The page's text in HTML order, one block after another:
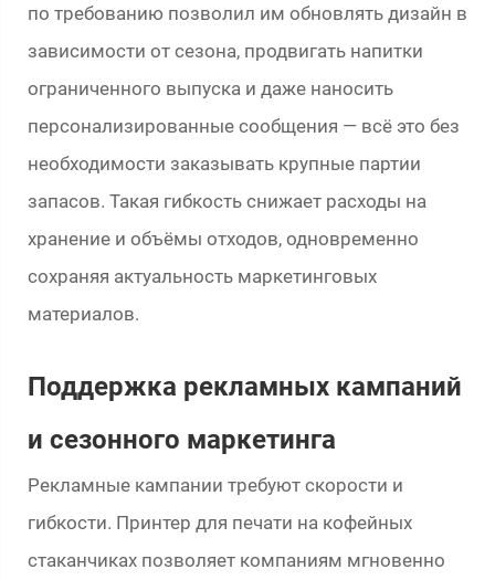
по требованию позволил им обновлять дизайн в
зависимости от сезона, продвигать напитки
ограниченного выпуска и даже наносить
персонализированные сообщения — всё это без
необходимости заказывать крупные партии
запасов. Такая гибкость снижает расходы на
хранение и объёмы отходов, одновременно
сохраняя актуальность маркетинговых
материалов.
Поддержка рекламных кампаний
и сезонного маркетинга
Рекламные кампании требуют скорости и
гибкости. Принтер для печати на кофейных
стаканчиках позволяет компаниям мгновенно